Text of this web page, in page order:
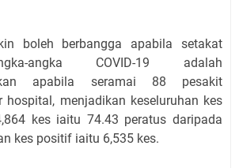
boleh berbangga apabila setakat
angka COVID-19 adalah
apabila seramai 88 pesakit
hospital, menjadikan keseluruhan kes
kes iaitu 74.43 peratus daripada
kes positif iaitu 6,535 kes.